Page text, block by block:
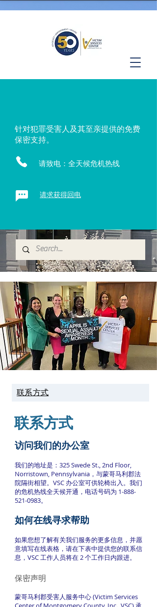
针对犯罪受害人及其至亲提供的免费
保密支持。
请致电：全天候危机热线
请求获得回电
联系方式
联系方式
访问我们的办公室
我们的地址是：325 Swede St., 2nd Floor,
Norristown, Pennsylvania，与蒙哥马利郡法
院隔街相望。VSC 办公室可供轮椅出入。我们
的危机热线全天候开通，电话号码为 1-888-
521-0983。
如何在线寻求帮助
如果您想了解有关我们服务的更多信息，并愿
意填写在线表格，请在下表中提供您的联系信
息，VSC 工作人员将在 2 个工作日内跟进。
保密声明
蒙哥马利郡受害人服务中心 (Victim Services